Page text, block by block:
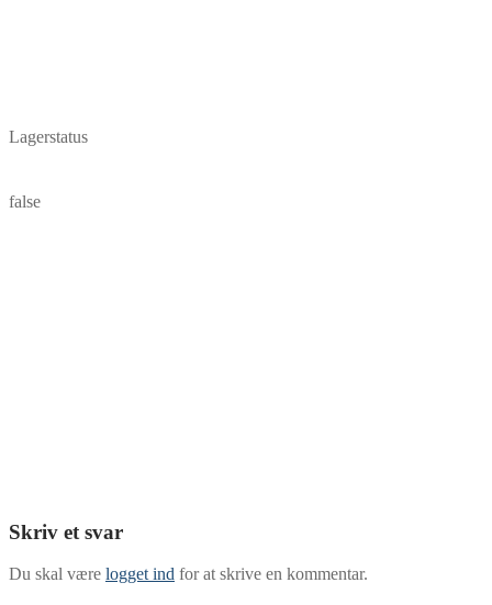
Lagerstatus
false
Skriv et svar
Du skal være logget ind for at skrive en kommentar.